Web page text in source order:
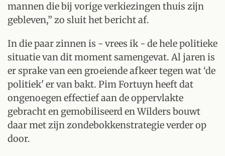
mannen die bij vorige verkiezingen thuis zijn
gebleven,” zo sluit het bericht af.
In die paar zinnen is - vrees ik - de hele politieke
situatie van dit moment samengevat. Al jaren is
er sprake van een groeiende afkeer tegen wat ‘de
politiek' er van bakt. Pim Fortuyn heeft dat
ongenoegen effectief aan de oppervlakte
gebracht en gemobiliseerd en Wilders bouwt
daar met zijn zondebokkenstrategie verder op
door.